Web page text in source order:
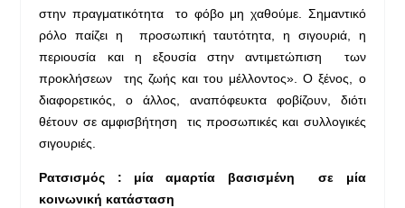
στην πραγματικότητα το φόβο μη χαθούμε. Σημαντικό
ρόλο παίζει η προσωπική ταυτότητα, η σιγουριά, η
περιουσία και η εξουσία στην αντιμετώπιση των
προκλήσεων της ζωής και του μέλλοντος». Ο ξένος, ο
διαφορετικός, ο άλλος, αναπόφευκτα φοβίζουν, διότι
θέτουν σε αμφισβήτηση τις προσωπικές και συλλογικές
σιγουριές.
Ρατσισμός : μία αμαρτία βασισμένη σε μία
κοινωνική κατάσταση